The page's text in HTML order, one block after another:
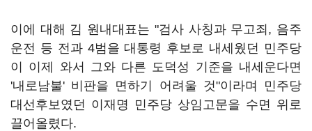
이에 대해 김 원내대표는 "검사 사칭과 무고죄, 음주
운전 등 전과 4범을 대통령 후보로 내세웠던 민주당
이 이제 와서 그와 다른 도덕성 기준을 내세운다면
'내로남불' 비판을 면하기 어려울 것"이라며 민주당
대선후보였던 이재명 민주당 상임고문을 수면 위로
끌어올렸다.